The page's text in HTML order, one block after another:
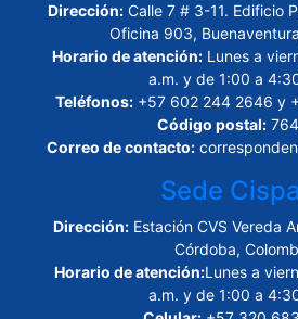
Dirección: Calle 7 # 3-11. Edificio
Oficina 903,
Horario de atención:Lunes a
a.m. y de 1:00 a
Teléfonos: +57 602 244 2646 y
Código postal:
Correo de contacto:
Sede
Dirección: Estación CVS Vereda
Córdoba,
Horario de atención:Lunes a
a.m. y de 1:00 a